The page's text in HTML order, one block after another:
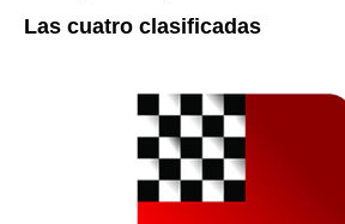
Las cuatro clasificadas